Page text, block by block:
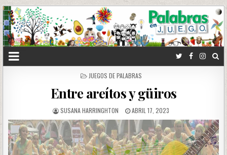
POSTED
JUEGOS DE PALABRAS
Entre areítos y güiros
SUSANA HARRINGHTON ABRIL 17, 2023